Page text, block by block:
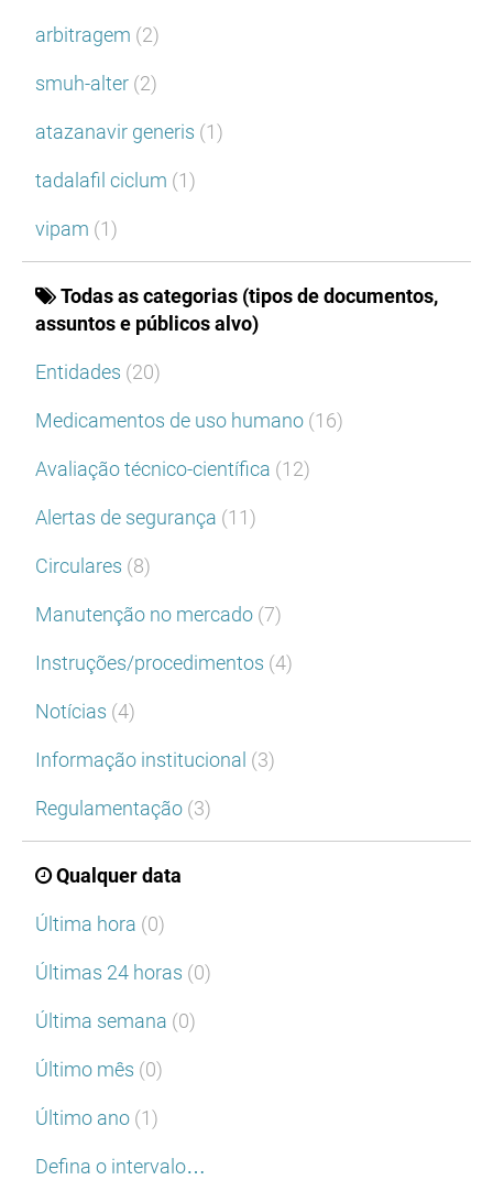
arbitragem (2)
smuh-alter (2)
atazanavir generis (1)
tadalafil ciclum (1)
vipam (1)
Todas as categorias (tipos de documentos,
assuntos e públicos alvo)
Entidades (20)
Medicamentos de uso humano (16)
Avaliação técnico-científica (12)
Alertas de segurança (11)
Circulares (8)
Manutenção no mercado (7)
Instruções/procedimentos (4)
Notícias (4)
Informação institucional (3)
Regulamentação (3)
Qualquer data
Última hora (0)
Últimas 24 horas (0)
Última semana (0)
Último mês (0)
Último ano (1)
Defina o intervalo…